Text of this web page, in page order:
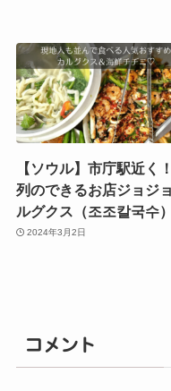
【ソウル】市庁駅近く
列のできるお店ジョジ
ルグクス（조조칼국수）
2024年3月2日
コメント